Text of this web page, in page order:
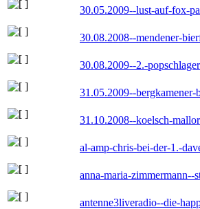
30.05.2009--lust-auf-fox-
30.08.2008--mendener-
30.08.2009--2.-
31.05.2009--bergkamener-
31.10.2008--koelsch-
al-amp-chris-bei-der-1.-
anna-maria-zimmermann--
antenne3liveradio--die-